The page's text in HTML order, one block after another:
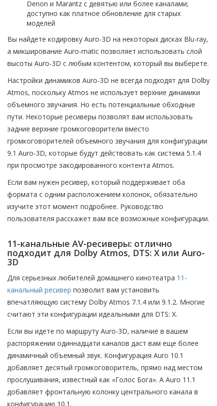
Denon и Marantz с девятью или более каналами;
доступно как платное обновление для старых
моделей
Вы найдете кодировку Auro-3D на некоторых дисках Blu-ray,
а микширование Auro-matic позволяет использовать слой
высоты Auro-3D с любым контентом, который вы выберете.
Настройки динамиков Auro-3D не всегда подходят для Dolby
Atmos, поскольку Atmos не использует верхние динамики
объемного звучания. Но есть потенциальные обходные
пути. Некоторые ресиверы позволят вам использовать
задние верхние громкоговорители вместо
громкоговорителей объемного звучания для конфигурации
9.1 Auro-3D, которые будут действовать как система 5.1.4
при просмотре закодированного контента Atmos.
Если вам нужен ресивер, который поддерживает оба
формата с одним расположением колонок, обязательно
изучите этот момент подробнее. Руководство
пользователя расскажет вам все возможные конфигурации.
11-канальные AV-ресиверы: отлично
подходит для Dolby Atmos, DTS: X или Auro-
3D
Для серьезных любителей домашнего кинотеатра 11-
канальный ресивер позволит вам установить
впечатляющую систему Dolby Atmos 7.1.4 или 9.1.2. Многие
считают эти конфигурации идеальными для DTS: X.
Если вы идете по маршруту Auro-3D, наличие в вашем
распоряжении одиннадцати каналов даст вам еще более
динамичный объемный звук. Конфигурация Auro 10.1
добавляет десятый громкоговоритель, прямо над местом
прослушивания, известный как «Голос Бога». А Auro 11.1
добавляет фронтальную колонку центрального канала в
конфигурацию 10.1.